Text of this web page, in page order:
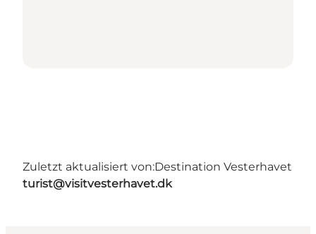
Zuletzt aktualisiert von:Destination Vesterhavet
turist@visitvesterhavet.dk